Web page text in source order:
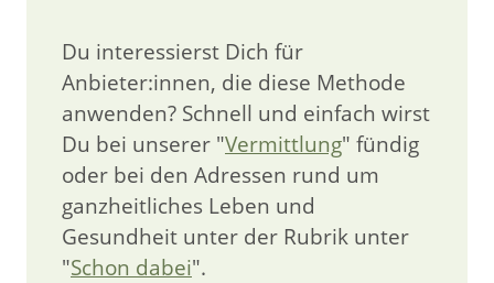
Du interessierst Dich für
Anbieter:innen, die diese Methode
anwenden? Schnell und einfach wirst
Du bei unserer "Vermittlung" fündig
oder bei den Adressen rund um
ganzheitliches Leben und
Gesundheit unter der Rubrik unter
"Schon dabei".